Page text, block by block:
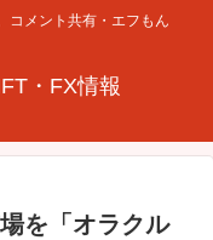
コメント共有・エフもん
・FX情報
を「オラクル